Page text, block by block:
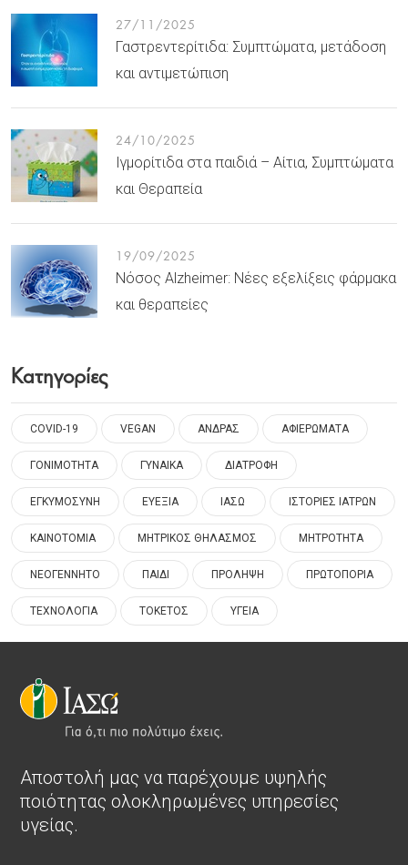
27/11/2025
Γαστρεντερίτιδα: Συμπτώματα, μετάδοση
και αντιμετώπιση
24/10/2025
Ιγμορίτιδα στα παιδιά – Αίτια, Συμπτώματα
και Θεραπεία
19/09/2025
Νόσος Alzheimer: Νέες εξελίξεις φάρμακα
και θεραπείες
Κατηγορίες
COVID-19 VEGAN ΑΝΔΡΑΣ ΑΦΙΕΡΩΜΑΤΑ
ΓΟΝΙΜΟΤΗΤΑ ΓΥΝΑΙΚΑ ΔΙΑΤΡΟΦΗ
ΕΓΚΥΜΟΣΥΝΗ ΕΥΕΞΙΑ ΙΑΣΩ ΙΣΤΟΡΙΕΣ ΙΑΤΡΩΝ
ΚΑΙΝΟΤΟΜΙΑ ΜΗΤΡΙΚΟΣ ΘΗΛΑΣΜΟΣ ΜΗΤΡΟΤΗΤΑ
ΝΕΟΓΕΝΝΗΤΟ ΠΑΙΔΙ ΠΡΟΛΗΨΗ ΠΡΩΤΟΠΟΡΙΑ
ΤΕΧΝΟΛΟΓΙΑ ΤΟΚΕΤΟΣ ΥΓΕΙΑ
Αποστολή μας να παρέχουμε υψηλής
ποιότητας ολοκληρωμένες υπηρεσίες
υγείας.